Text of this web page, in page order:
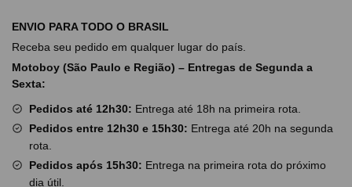
ENVIO PARA TODO O BRASIL
Receba seu pedido em qualquer lugar do país.
Motoboy (São Paulo e Região) – Entregas de Segunda a
Sexta:
Pedidos até 12h30: Entrega até 18h na primeira rota.
Pedidos entre 12h30 e 15h30: Entrega até 20h na segunda
rota.
Pedidos após 15h30: Entrega na primeira rota do próximo
dia útil.